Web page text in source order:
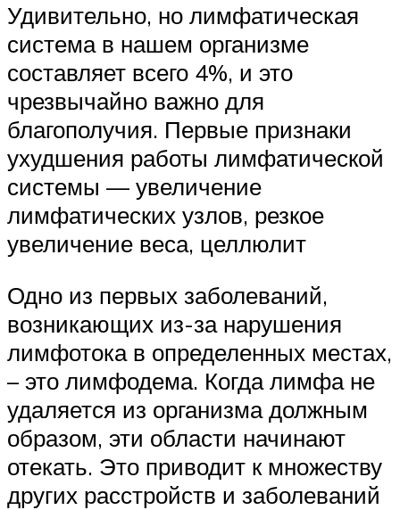
Удивительно, но лимфатическая
система в нашем организме
составляет всего 4%, и это
чрезвычайно важно для
благополучия. Первые признаки
ухудшения работы лимфатической
системы — увеличение
лимфатических узлов, резкое
увеличение веса, целлюлит
Одно из первых заболеваний,
возникающих из-за нарушения
лимфотока в определенных местах,
– это лимфодема. Когда лимфа не
удаляется из организма должным
образом, эти области начинают
отекать. Это приводит к множеству
других расстройств и заболеваний